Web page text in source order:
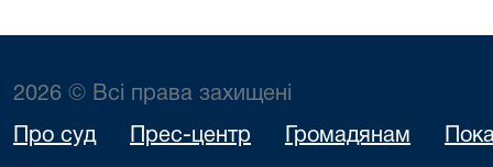
2026 © Всі права захищені
Про суд Прес-центр Громадянам